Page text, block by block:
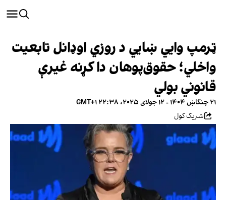
ټرمپ وايي ښايي د روزي اوډانل تابعیت
واخلي؛ حقوق‌پوهان دا کړنه غیرې
قانوني بولي
۲۱ چنگاښ ۱۴۰۴ - ۱۲ جولای ۲۰۲۵، ۲۲:۳۸ GMT+۱
شریک کول